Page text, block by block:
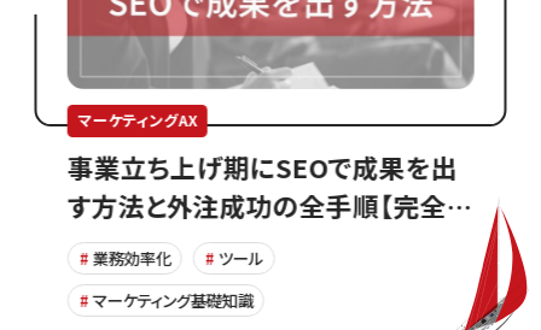
マーケティングAX
事業立ち上げ期にSEOで成果を出
す方法と外注成功の全手順【完全ガ
イド】
業務効率化
ツール
マーケティング基礎知識